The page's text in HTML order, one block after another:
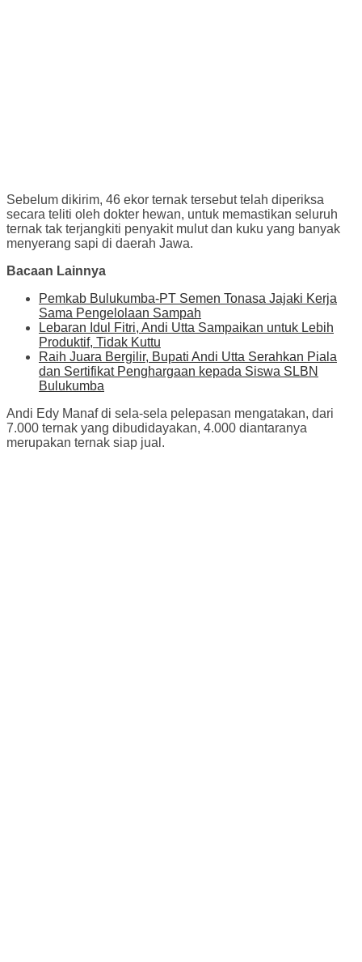
Sebelum dikirim, 46 ekor ternak tersebut telah diperiksa
secara teliti oleh dokter hewan, untuk memastikan seluruh
ternak tak terjangkiti penyakit mulut dan kuku yang banyak
menyerang sapi di daerah Jawa.
Bacaan Lainnya
Pemkab Bulukumba-PT Semen Tonasa Jajaki Kerja
Sama Pengelolaan Sampah
Lebaran Idul Fitri, Andi Utta Sampaikan untuk Lebih
Produktif, Tidak Kuttu
Raih Juara Bergilir, Bupati Andi Utta Serahkan Piala
dan Sertifikat Penghargaan kepada Siswa SLBN
Bulukumba
Andi Edy Manaf di sela-sela pelepasan mengatakan, dari
7.000 ternak yang dibudidayakan, 4.000 diantaranya
merupakan ternak siap jual.